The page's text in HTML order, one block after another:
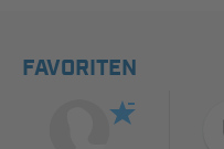
FAVORITEN